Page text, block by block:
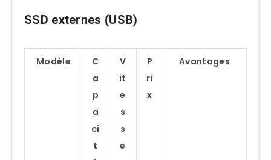
SSD externes (USB)
Modèle
C
a
p
a
ci
t
V
it
e
s
s
e
P
ri
x
Avantages